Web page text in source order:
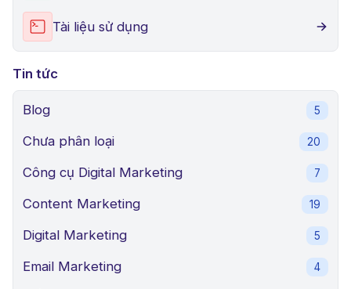
Tài liệu sử dụng
Tin tức
Blog 5
Chưa phân loại 20
Công cụ Digital Marketing 7
Content Marketing 19
Digital Marketing 5
Email Marketing 4